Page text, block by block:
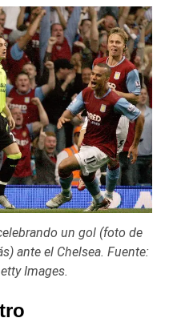
un gol (foto de
ante el Chelsea. Fuente:
Images.